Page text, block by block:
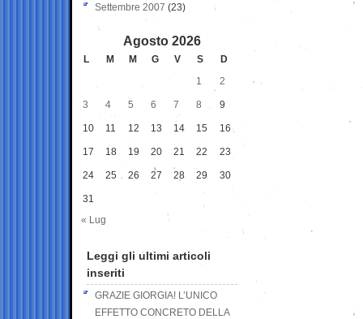
Settembre 2007 (23)
Agosto 2026
L M M G V S
D
1
2
3 4 5 6 7 8 9
10 11 12 13 14 15 16
17 18 19 20 21 22 23
24 25 26 27 28 29 30
31
« Lug
Leggi gli ultimi articoli
inseriti
GRAZIE GIORGIA! L’UNICO
EFFETTO CONCRETO DELLA